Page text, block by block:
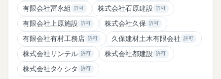
有限会社冨永組 許可 株式会社石原建設 許可
有限会社上原施設 許可 株式会社久保 許可
有限会社有村工務店 許可 久保建材土木有限会社 許可
株式会社リンテル 許可 株式会社都建設 許可
株式会社タケシタ 許可